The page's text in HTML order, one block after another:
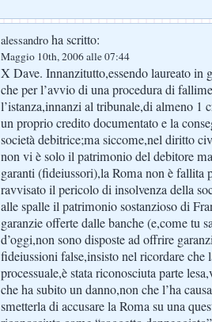
alessandro ha scritto:
Maggio 10th, 2006 alle 07:44
X Dave. Innanzitutto,essendo laureato in
che per l’avvio di una procedura di
l’istanza,innanzi al tribunale,di almeno 1
un proprio credito documentato e la
società debitrice;ma siccome,nel diritto
non vi è solo il patrimonio del debitore
garanti (fideiussori),la Roma non è fallita
ravvisato il pericolo di insolvenza della
alle spalle il patrimonio sostanzioso di
garanzie offerte dalle banche (e,come tu
d’oggi,non sono disposte ad offrire
fideiussioni false,insisto nel ricordare che
processuale,è stata riconosciuta parte
che ha subito un danno,non che l’ha
smetterla di accusare la Roma su una